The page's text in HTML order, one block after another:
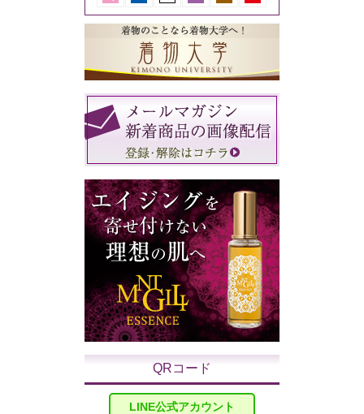
QRコード
LINE公式アカウント